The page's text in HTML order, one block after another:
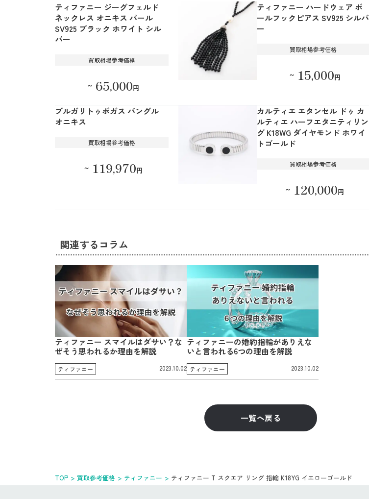
ティファニー ジーグフェルド
ネックレス オニキス パール
SV925 ブラック ホワイト シル
バー
買取相場参考価格
～ 65,000円
ティファニー ハードウェア ボ
ールフックピアス SV925 シルバ
ー
買取相場参考価格
～ 15,000円
ブルガリトゥボガス バングル
オニキス
買取相場参考価格
～ 119,970円
カルティエ エタンセル ドゥ カ
ルティエ ハーフエタニティリン
グ K18WG ダイヤモンド ホワイ
トゴールド
買取相場参考価格
～ 120,000円
関連するコラム
ティファニー スマイルはダサい？な
ぜそう思われるか理由を解説
ティファニー 2023.10.02
ティファニーの婚約指輪がありえな
いと言われる6つの理由を解説
ティファニー 2023.10.02
一覧へ戻る
TOP 買取参考価格 ティファニー ティファニー T スクエア リング 指輪 K18YG イエローゴールド